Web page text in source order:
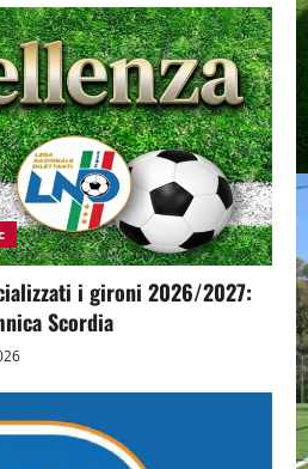
i gironi 2026/2027:
Scordia